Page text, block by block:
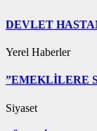
DEVLET
Yerel Haberler
”EMEKLİLERE
Siyaset